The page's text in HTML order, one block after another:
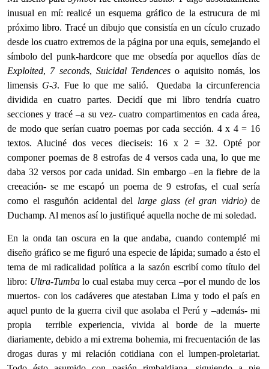
inusual en mí: realicé un esquema gráfico de la estrucura de mi
próximo libro. Tracé un dibujo que consistía en un cículo cruzado
desde los cuatro extremos de la página por una equis, semejando el
símbolo del punk-hardcore que me obsedía por aquellos días de
Exploited, 7 seconds, Suicidal Tendences o aquisito nomás, los
limensis G-3. Fue lo que me salió. Quedaba la circunferencia
dividida en cuatro partes. Decidí que mi libro tendría cuatro
secciones y tracé –a su vez- cuatro compartimentos en cada área,
de modo que serían cuatro poemas por cada sección. 4 x 4 = 16
textos. Aluciné dos veces dieciseis: 16 x 2 = 32. Opté por
componer poemas de 8 estrofas de 4 versos cada una, lo que me
daba 32 versos por cada unidad. Sin embargo –en la fiebre de la
creeación- se me escapó un poema de 9 estrofas, el cual sería
como el rasguñón acidental del large glass (el gran vidrio)de
Duchamp. Al menos así lo justifiqué aquella noche de mi soledad.
En la onda tan oscura en la que andaba, cuando contemplé mi
diseño gráfico se me figuró una especie de lápida; sumado a ésto el
tema de mi radicalidad política a la sazón escribí como título del
libro: Ultra-Tumbalo cual estaba muy cerca –por el mundo de los
muertos- con los cadáveres que atestaban Lima y todo el país en
aquel punto de la guerra civil que asolaba el Perú y –además- mi
propia terrible experiencia, vivida al borde de la muerte
diariamente, debido a mi extrema bohemia, mi frecuentación de las
drogas duras y mi relación cotidiana con el lumpen-proletariat.